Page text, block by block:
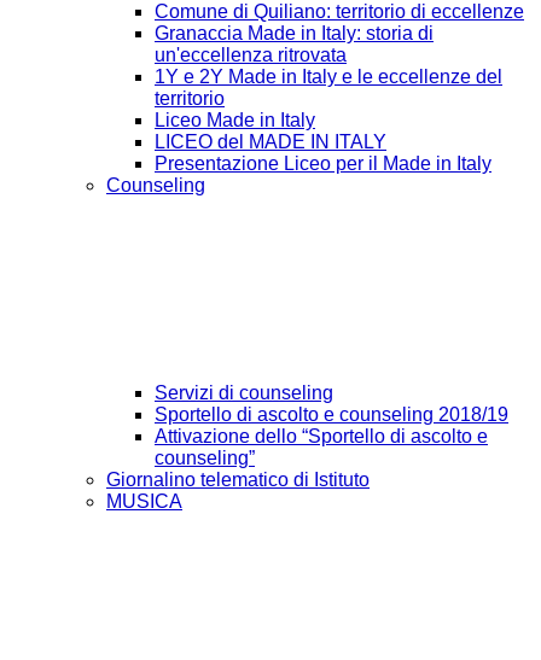
Comune di Quiliano: territorio di eccellenze
Granaccia Made in Italy: storia di
un'eccellenza ritrovata
1Y e 2Y Made in Italy e le eccellenze del
territorio
Liceo Made in Italy
LICEO del MADE IN ITALY
Presentazione Liceo per il Made in Italy
Counseling
Servizi di counseling
Sportello di ascolto e counseling 2018/19
Attivazione dello “Sportello di ascolto e
counseling”
Giornalino telematico di Istituto
MUSICA